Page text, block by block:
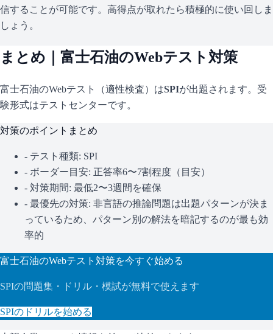
信することが可能です。高得点が取れたら積極的に使い回しま
しょう。
まとめ｜ 富士石油のWebテスト対策
富士石油のWebテスト（適性検査）はSPIが出題されます。 受
験形式はテストセンターです。
対策のポイントまとめ
- テスト種類: SPI
- ボーダー目安: 正答率6〜7割程度（目安）
- 対策期間: 最低2〜3週間を確保
- 最優先の対策: 非言語の推論問題は出題パターンが決ま
っているため、パターン別の解法を暗記するのが最も効
率的
富士石油のWebテスト対策を今すぐ始める
SPIの問題集・ドリル・模試が無料で使えます
SPIのドリルを始める